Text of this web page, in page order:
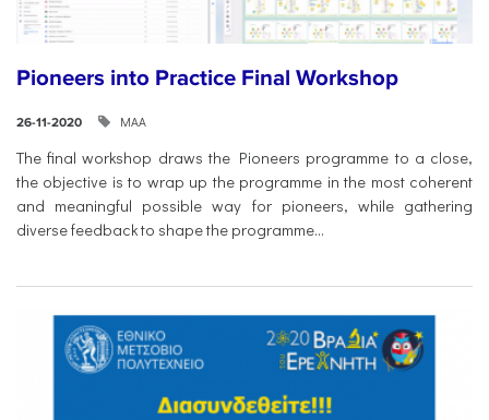
Pioneers into Practice Final Workshop
26-11-2020 ΜΑΑ
The final workshop draws the Pioneers programme to a close,
the objective is to wrap up the programme in the most coherent
and meaningful possible way for pioneers, while gathering
diverse feedback to shape the programme...